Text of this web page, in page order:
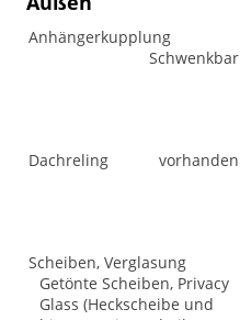
Anhängerkupplung
Schwenkbar
Dachreling
vorhanden
Scheiben, Verglasung
Getönte Scheiben, Privacy
Glass (Heckscheibe und